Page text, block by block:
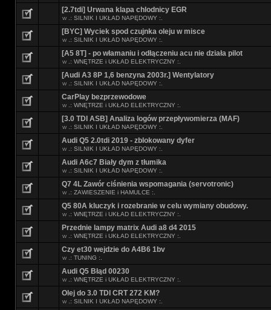
[2.7tdi] Urwana klapa chlodnicy EGR
w .: SILNIK I UKŁAD NAPĘDOWY :.
[BYC] Wyciek spod czujnka oleju w misce
w .: SILNIK I UKŁAD NAPĘDOWY :.
[A5 8T] - po włamaniu i odłączeniu acu nie działa pilot
w .: WNĘTRZE i UKŁAD ELEKTRYCZNY :.
[Audi A3 8P 1,6 benzyna 2003r.] Wentylatory
w .: SILNIK I UKŁAD NAPĘDOWY :.
CarPlay bezprzewodowe
w .: WNĘTRZE i UKŁAD ELEKTRYCZNY :.
[3.0 TDI ASB] Analiza logów przepływomierza (MAF)
w .: SILNIK I UKŁAD NAPĘDOWY :.
Audi Q5 2.0tdi 2019 - zblokowany dyfer
w .: SILNIK I UKŁAD NAPĘDOWY :.
Audi A6c7 Biały dym z tłumika
w .: SILNIK I UKŁAD NAPĘDOWY :.
Q7 4L Zawór ciśnienia wspomagania (servotronic)
w .: ZAWIESZENIE i HAMULCE :.
Q5 80A kluczyk i rozebranie w celu wymiany obudowy.
w .: WNĘTRZE i UKŁAD ELEKTRYCZNY :.
Przednie lampy matrix Audi a8 d4 2015
w .: WNĘTRZE i UKŁAD ELEKTRYCZNY :.
Czy et30 wejdzie do A4B6 1bv
w .: TUNING :.
Audi Q5 Błąd 00230
w .: WNĘTRZE i UKŁAD ELEKTRYCZNY :.
Olej do 3.0 TDI CRT 272 KM?
w .: SILNIK I UKŁAD NAPĘDOWY :.